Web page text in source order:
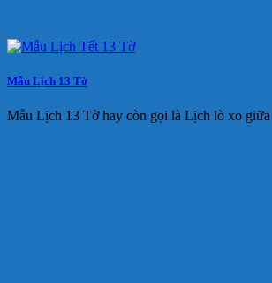
Mẫu Lịch 13 Tờ
Mẫu Lịch 13 Tờ hay còn gọi là Lịch lò xo